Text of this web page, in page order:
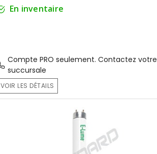
En inventaire
Compte PRO seulement. Contactez votre
succursale
VOIR LES DÉTAILS